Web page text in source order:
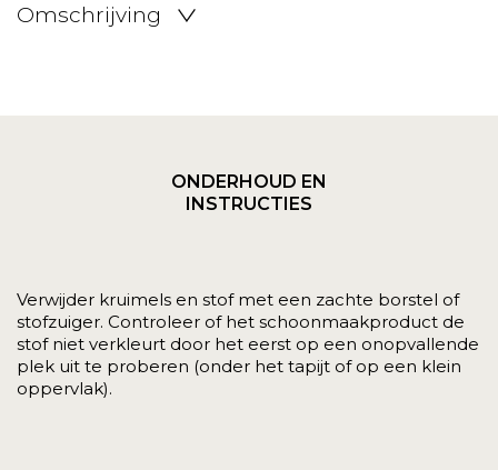
Omschrijving
ONDERHOUD EN
INSTRUCTIES
Verwijder kruimels en stof met een zachte borstel of
stofzuiger. Controleer of het schoonmaakproduct de
stof niet verkleurt door het eerst op een onopvallende
plek uit te proberen (onder het tapijt of op een klein
oppervlak).